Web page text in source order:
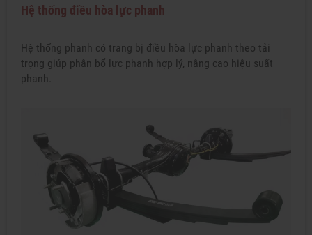
Hệ thống điều hòa lực phanh
Hệ thống phanh có trang bị điều hòa lực phanh theo tải
trọng giúp phân bổ lực phanh hợp lý, nâng cao hiệu suất
phanh.